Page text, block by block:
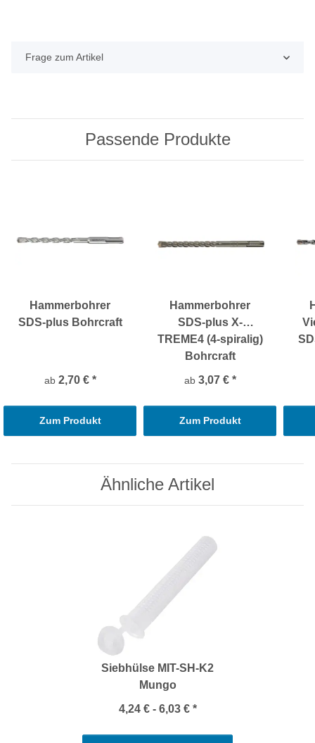
Frage zum Artikel
Passende Produkte
Hammerbohrer
SDS-plus Bohrcraft
ab 2,70 € *
Zum Produkt
Hammerbohrer
SDS-plus X-
TREME4 (4-spiralig)
Bohrcraft
ab 3,07 € *
Zum Produkt
Ähnliche Artikel
Siebhülse MIT-SH-K2
Mungo
4,24 € - 6,03 € *